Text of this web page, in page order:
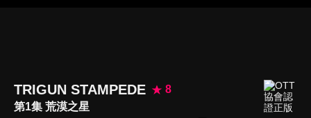
TRIGUN STAMPEDE
8
第1集 荒漠之星